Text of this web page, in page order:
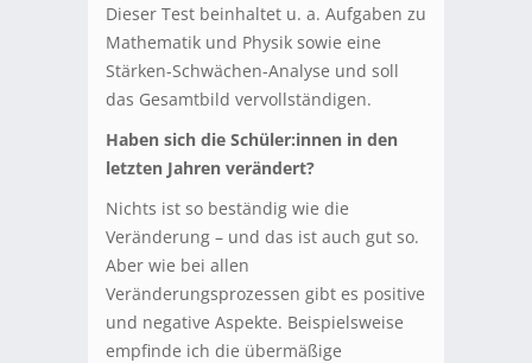
Dieser Test beinhaltet u. a. Aufgaben zu
Mathematik und Physik sowie eine
Stärken-Schwächen-Analyse und soll
das Gesamtbild vervollständigen.
Haben sich die Schüler:innen in den
letzten Jahren verändert?
Nichts ist so beständig wie die
Veränderung – und das ist auch gut so.
Aber wie bei allen
Veränderungsprozessen gibt es positive
und negative Aspekte. Beispielsweise
empfinde ich die übermäßige